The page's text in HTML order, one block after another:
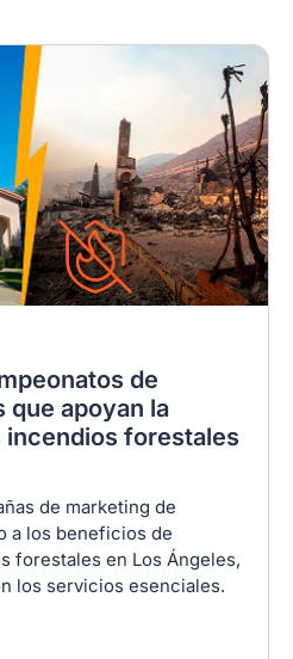
de
que apoyan la
incendios forestales
de marketing de
a los beneficios de
forestales en Los Ángeles,
los servicios esenciales.